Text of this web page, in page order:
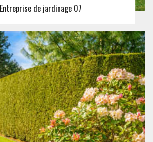
Entreprise de jardinage 07